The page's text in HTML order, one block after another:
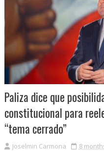
Paliza dice que
constitucional para
“tema cerrado”
Joselmin Carmona
8